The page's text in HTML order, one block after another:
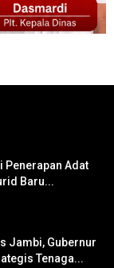
Penerapan Adat
Baru...
Jambi, Gubernur
Tenaga...